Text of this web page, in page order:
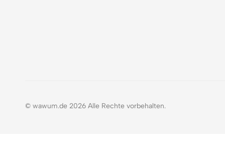
© wawum.de 2026 Alle Rechte vorbehalten.